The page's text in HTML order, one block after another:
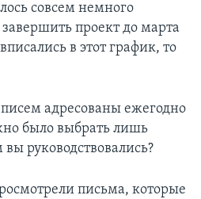
совсем немного
проект до марта
в этот график, то
адресованы ежегодно
было выбрать лишь
руководствовались?
письма, которые